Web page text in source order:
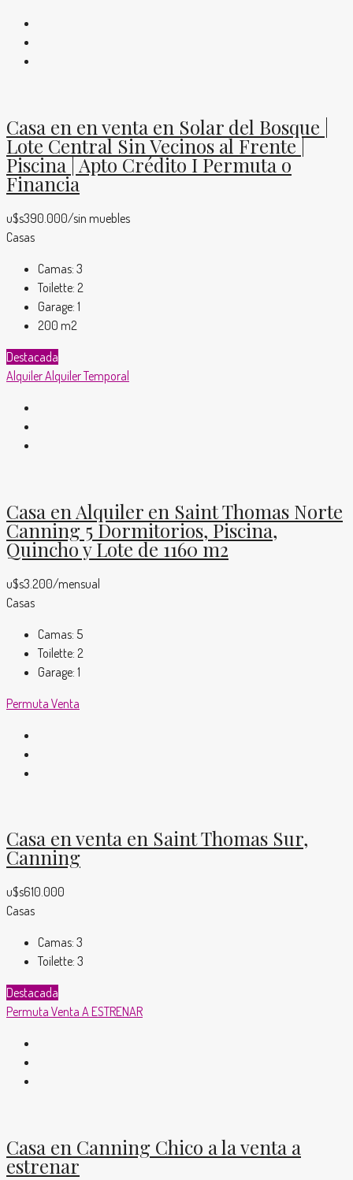
Casa en en venta en Solar del Bosque |
Lote Central Sin Vecinos al Frente |
Piscina | Apto Crédito I Permuta o
Financia
u$s390.000/sin muebles
Casas
Camas: 3
Toilette: 2
Garage: 1
200 m2
Destacada
AlquilerAlquiler Temporal
Casa en Alquiler en Saint Thomas Norte
Canning 5 Dormitorios, Piscina,
Quincho y Lote de 1160 m2
u$s3.200/mensual
Casas
Camas: 5
Toilette: 2
Garage: 1
Permuta Venta
Casa en venta en Saint Thomas Sur,
Canning
u$s610.000
Casas
Camas: 3
Toilette: 3
Destacada
Permuta Venta A ESTRENAR
Casa en Canning Chico a la venta a
estrenar